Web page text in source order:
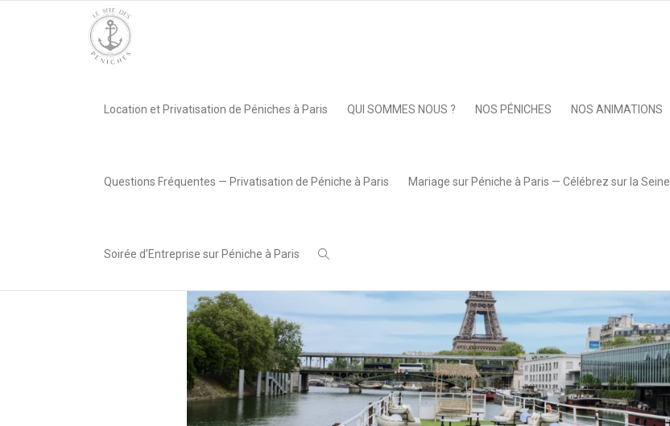
Location et Privatisation de Péniches à Paris QUI SOMMES NOUS ? NOS PÉNICHES NOS ANIMATIONS
Questions Fréquentes — Privatisation de Péniche à Paris Mariage sur Péniche à Paris — Célébrez sur la Seine
Soirée d’Entreprise sur Péniche à Paris